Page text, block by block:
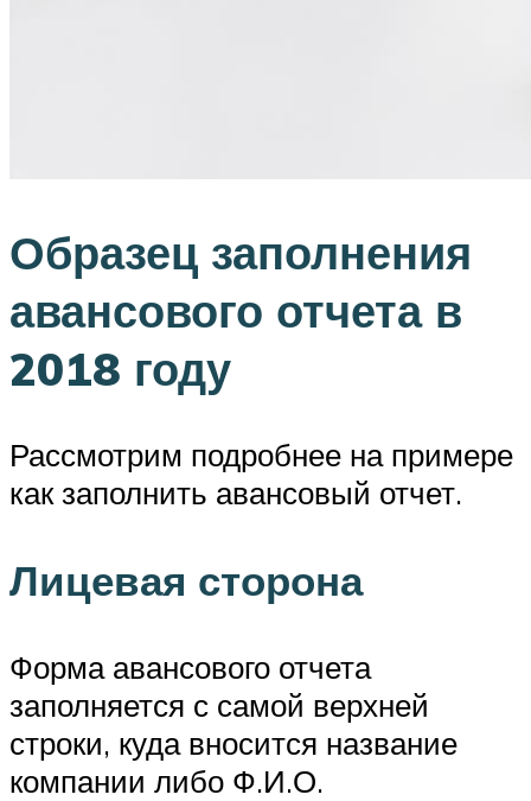
Образец заполнения
авансового отчета в
2018 году
Рассмотрим подробнее на примере
как заполнить авансовый отчет.
Лицевая сторона
Форма авансового отчета
заполняется с самой верхней
строки, куда вносится название
компании либо Ф.И.О.